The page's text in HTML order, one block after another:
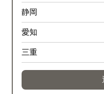
静岡
愛知
三重